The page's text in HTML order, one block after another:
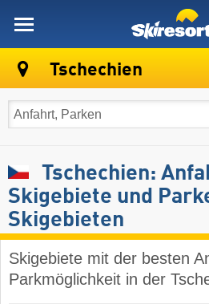
Tschechien
Tschechien:
Skigebiete und
Skigebieten
Skigebiete mit der besten
Parkmöglichkeit in der